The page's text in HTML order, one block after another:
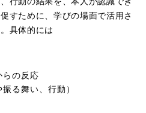
すために、学びの場面で活用さ
具体的には
らの反応
る舞い、行動）